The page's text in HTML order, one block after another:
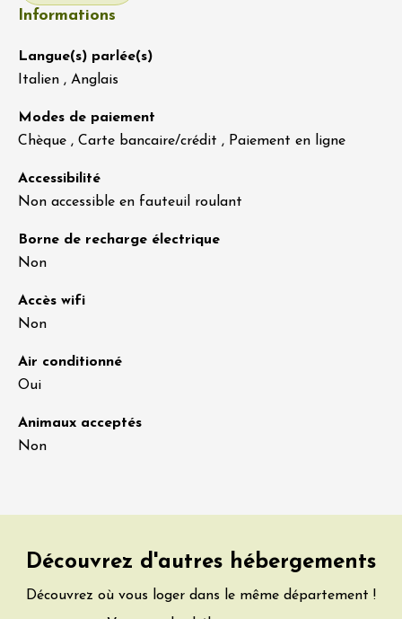
Informations
Langue(s) parlée(s)
Italien , Anglais
Modes de paiement
Chèque , Carte bancaire/crédit , Paiement en ligne
Accessibilité
Non accessible en fauteuil roulant
Borne de recharge électrique
Non
Accès wifi
Non
Air conditionné
Oui
Animaux acceptés
Non
Découvrez d'autres hébergements
Découvrez où vous loger dans le même département !